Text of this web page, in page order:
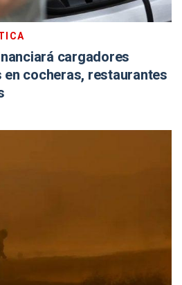
cargadores
cocheras, restaurantes